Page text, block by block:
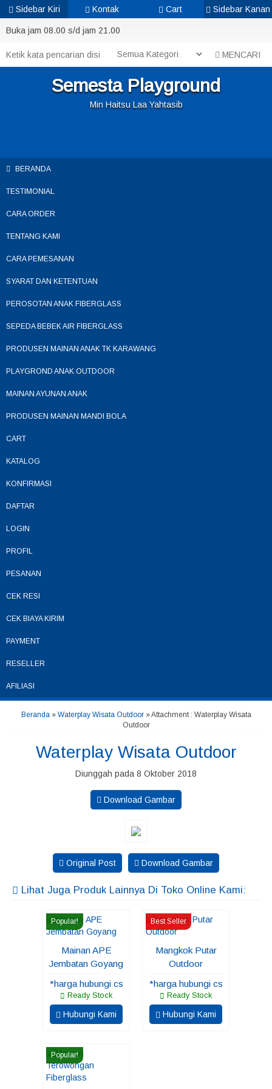
Buka jam 08.00 s/d jam 21.00
MENCARI
Semesta Playground
Min Haitsu Laa Yahtasib
BERANDA
TESTIMONIAL
CARA ORDER
TENTANG KAMI
CARA PEMESANAN
SYARAT DAN KETENTUAN
PEROSOTAN ANAK FIBERGLASS
SEPEDA BEBEK AIR FIBERGLASS
PRODUSEN MAINAN ANAK TK KARAWANG
PLAYGROND ANAK OUTDOOR
MAINAN AYUNAN ANAK
PRODUSEN MAINAN MANDI BOLA
CART
KATALOG
KONFIRMASI
DAFTAR
LOGIN
PROFIL
PESANAN
CEK RESI
CEK BIAYA KIRIM
PAYMENT
RESELLER
AFILIASI
Beranda» Waterplay Wisata Outdoor» Attachment : Waterplay Wisata
Outdoor
Waterplay Wisata Outdoor
Diunggah pada 8 Oktober 2018
Download Gambar
Original Post Download Gambar
Lihat Juga Produk Lainnya Di Toko Online Kami:
Popular!
Mainan APE
Jembatan Goyang
*harga hubungi cs
Ready Stock
Hubungi Kami
Best Seller
Mangkok Putar
Outdoor
*harga hubungi cs
Ready Stock
Hubungi Kami
Popular!
Sidebar Kiri Kontak Cart Sidebar Kanan